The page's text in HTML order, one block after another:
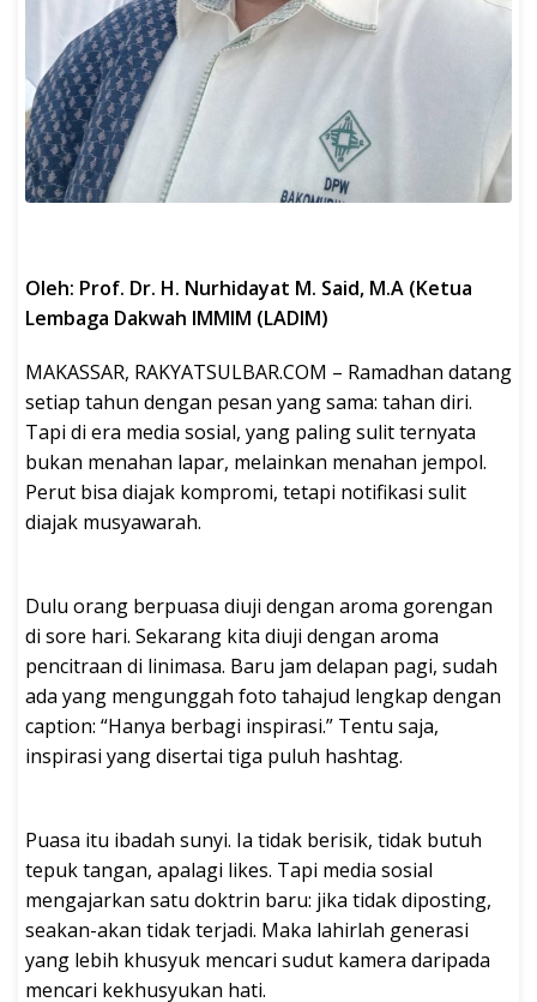
Oleh: Prof. Dr. H. Nurhidayat M. Said, M.A (Ketua
Lembaga Dakwah IMMIM (LADIM)
MAKASSAR, RAKYATSULBAR.COM – Ramadhan datang
setiap tahun dengan pesan yang sama: tahan diri.
Tapi di era media sosial, yang paling sulit ternyata
bukan menahan lapar, melainkan menahan jempol.
Perut bisa diajak kompromi, tetapi notifikasi sulit
diajak musyawarah.
Dulu orang berpuasa diuji dengan aroma gorengan
di sore hari. Sekarang kita diuji dengan aroma
pencitraan di linimasa. Baru jam delapan pagi, sudah
ada yang mengunggah foto tahajud lengkap dengan
caption: “Hanya berbagi inspirasi.” Tentu saja,
inspirasi yang disertai tiga puluh hashtag.
Puasa itu ibadah sunyi. Ia tidak berisik, tidak butuh
tepuk tangan, apalagi likes. Tapi media sosial
mengajarkan satu doktrin baru: jika tidak diposting,
seakan-akan tidak terjadi. Maka lahirlah generasi
yang lebih khusyuk mencari sudut kamera daripada
mencari kekhusyukan hati.